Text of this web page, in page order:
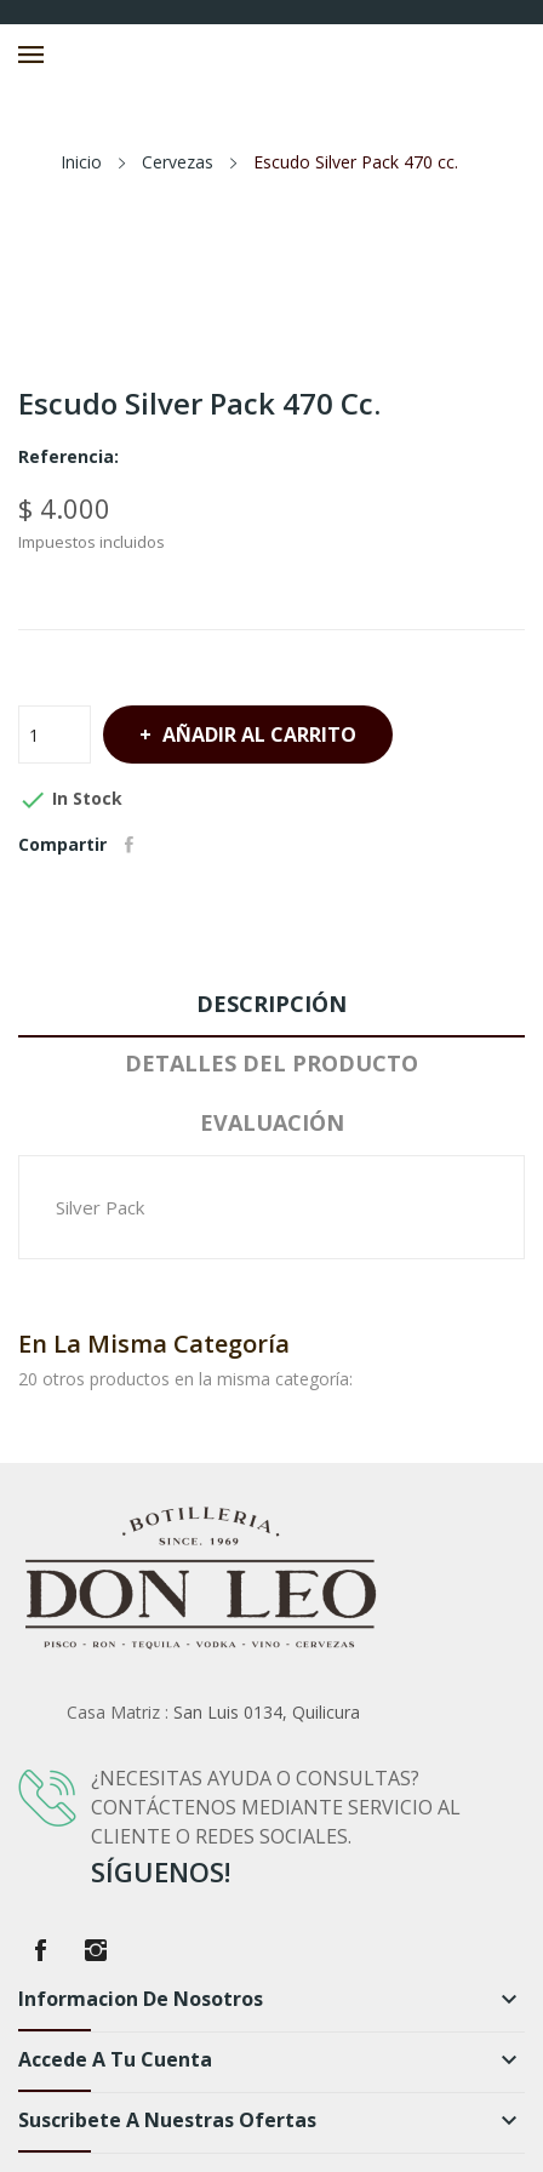
Inicio Cervezas Escudo Silver Pack 470 cc.
Escudo Silver Pack 470 Cc.
Referencia:
$ 4.000
Impuestos incluidos
AÑADIR AL CARRITO
 In Stock
Compartir
DESCRIPCIÓN
DETALLES DEL PRODUCTO
EVALUACIÓN
Silver Pack
En La Misma Categoría
20 otros productos en la misma categoría:
Casa Matriz : San Luis 0134, Quilicura
¿NECESITAS AYUDA O CONSULTAS?
CONTÁCTENOS MEDIANTE SERVICIO AL
CLIENTE O REDES SOCIALES.
SÍGUENOS!
Informacion De Nosotros keyboard_arrow_down
Accede A Tu Cuenta keyboard_arrow_down
Suscribete A Nuestras Ofertas keyboard_arrow_down